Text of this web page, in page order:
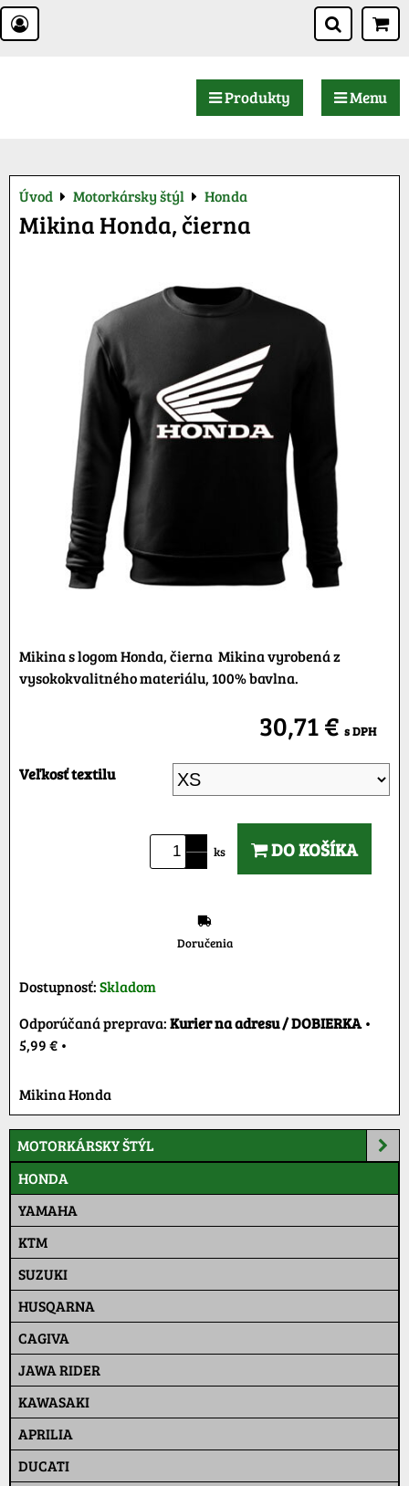
Produkty Menu
Úvod Motorkársky štýl Honda
Mikina Honda, čierna
Mikina s logom Honda, čierna Mikina vyrobená z
vysokokvalitného materiálu, 100% bavlna.
30,71 € s DPH
Veľkosť textilu
ks DO KOŠÍKA
Doručenia
Dostupnosť:Skladom
Kurier na adresu / DOBIERKA•
5,99 € •
Mikina Honda
MOTORKÁRSKY ŠTÝL
HONDA
YAMAHA
KTM
SUZUKI
HUSQARNA
CAGIVA
JAWA RIDER
KAWASAKI
APRILIA
DUCATI